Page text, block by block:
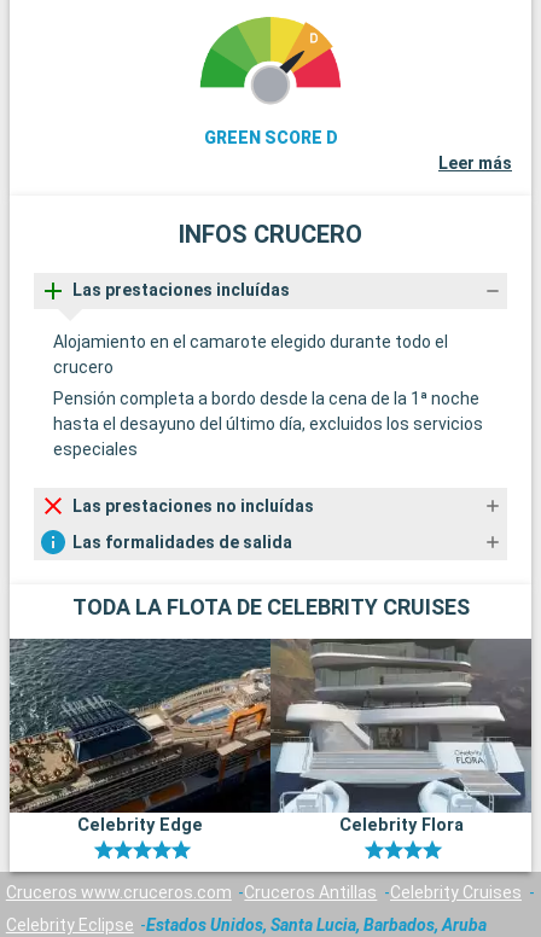
GREEN SCORE D
Leer más
INFOS CRUCERO
Las prestaciones incluídas
Alojamiento en el camarote elegido durante todo el
crucero
Pensión completa a bordo desde la cena de la 1ª noche
hasta el desayuno del último día, excluidos los servicios
especiales
Las prestaciones no incluídas
Las formalidades de salida
TODA LA FLOTA DE CELEBRITY CRUISES
Celebrity Edge Celebrity Flora
Cruceros www.cruceros.com Cruceros Antillas
Celebrity Cruises
Celebrity Eclipse
Estados Unidos, Santa Lucia, Barbados, Aruba